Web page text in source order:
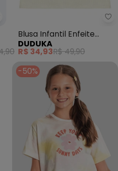
- Blusa com Babados
Blusa Infantil Enfeite
Lateral (Bege)
DUDUKA
R$ 34,93R$ 49,90
-50%